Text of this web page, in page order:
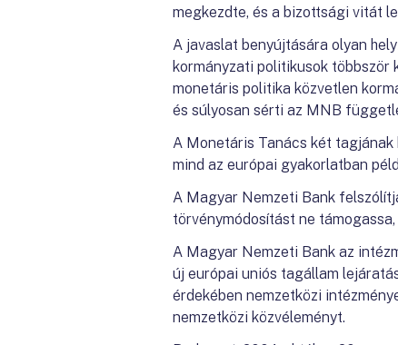
megkezdte, és a bizottsági vitát
A javaslat benyújtására olyan
kormányzati politikusok többször
monetáris politika közvetlen
és súlyosan sérti az MNB
A Monetáris Tanács két tagjának
mind az európai gyakorlatban
A Magyar Nemzeti Bank
törvénymódosítást ne
A Magyar Nemzeti Bank az
új európai uniós tagállam
érdekében nemzetközi
nemzetközi közvéleményt.